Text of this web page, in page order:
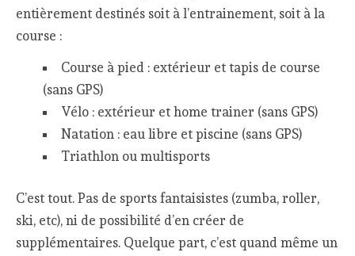
entièrement destinés soit à l’entrainement, soit à la
course :
Course à pied : extérieur et tapis de course
(sans GPS)
Vélo : extérieur et home trainer (sans GPS)
Natation : eau libre et piscine (sans GPS)
Triathlon ou multisports
C’est tout. Pas de sports fantaisistes (zumba, roller,
ski, etc), ni de possibilité d’en créer de
supplémentaires. Quelque part, c’est quand même un